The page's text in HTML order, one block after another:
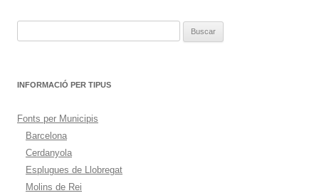
INFORMACIÓ PER TIPUS
Fonts per Municipis
Barcelona
Cerdanyola
Esplugues de Llobregat
Molins de Rei